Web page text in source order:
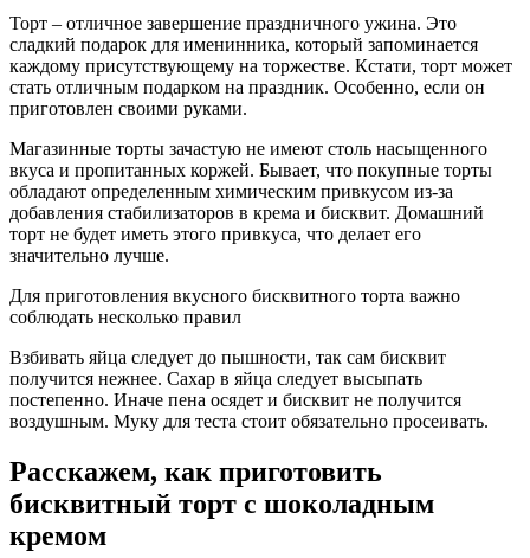
Торт – отличное завершение праздничного ужина. Это
сладкий подарок для именинника, который запоминается
каждому присутствующему на торжестве. Кстати, торт может
стать отличным подарком на праздник. Особенно, если он
приготовлен своими руками.
Магазинные торты зачастую не имеют столь насыщенного
вкуса и пропитанных коржей. Бывает, что покупные торты
обладают определенным химическим привкусом из-за
добавления стабилизаторов в крема и бисквит. Домашний
торт не будет иметь этого привкуса, что делает его
значительно лучше.
Для приготовления вкусного бисквитного торта важно
соблюдать несколько правил
Взбивать яйца следует до пышности, так сам бисквит
получится нежнее. Сахар в яйца следует высыпать
постепенно. Иначе пена осядет и бисквит не получится
воздушным. Муку для теста стоит обязательно просеивать.
Расскажем, как приготовить
бисквитный торт с шоколадным
кремом